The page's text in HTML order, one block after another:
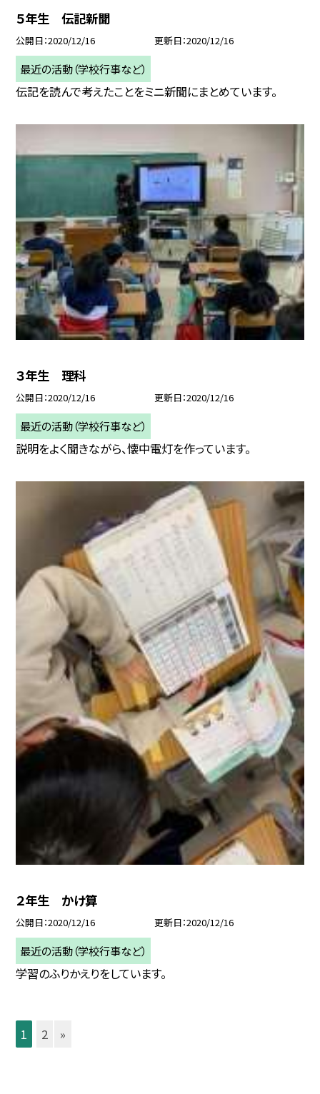
５年生 伝記新聞
公開日 2020/12/16 更新日 2020/12/16
最近の活動（学校行事など）
伝記を読んで考えたことをミニ新聞にまとめています。
３年生 理科
公開日 2020/12/16 更新日 2020/12/16
最近の活動（学校行事など）
説明をよく聞きながら、懐中電灯を作っています。
２年生 かけ算
公開日 2020/12/16 更新日 2020/12/16
最近の活動（学校行事など）
学習のふりかえりをしています。
1 2 »